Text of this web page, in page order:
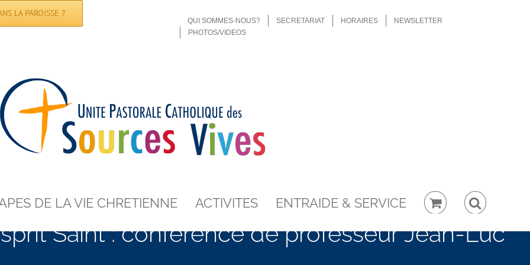
LA PAROISSE ?
QUI SOMMES-NOUS? SECRETARIAT HORAIRES
NEWSLETTER
PHOTOS/VIDEOS
DE LA VIE CHRETIENNE ACTIVITES ENTRAIDE & SERVICE
Saint : conférence de professeur Jean-Luc